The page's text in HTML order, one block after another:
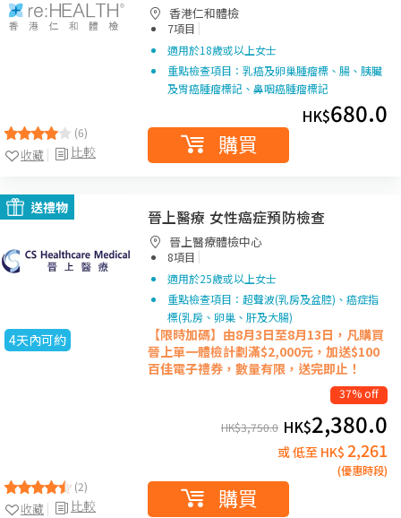
(6)
比較
收藏
香港仁和體檢
7項目 |
適用於18歲或以上女士
重點檢查項目：乳癌及卵巢腫瘤標、腸、胰臟
及胃癌腫瘤標記、鼻咽癌腫瘤標記
HK$680.0
購買
送禮物
4天內可約
(2)
比較
收藏
晉上醫療 女性癌症預防檢查
晉上醫療體檢中心
8項目 |
適用於25歲或以上女士
重點檢查項目：超聲波(乳房及盆腔)、癌症指
標(乳房、卵巢、肝及大腸)
【限時加碼】由8月3日至8月13日，凡購買
晉上單一體檢計劃滿$2,000元，加送$100
百佳電子禮券，數量有限，送完即止！
37% off
HK$3,750.0 HK$2,380.0
或 低至 HK$ 2,261
(優惠時段)
購買